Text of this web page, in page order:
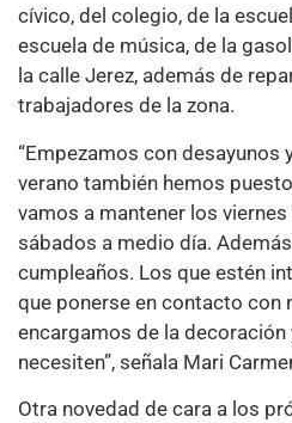
cívico, del colegio, de la
escuela de música, de la
la calle Jerez, además de
trabajadores de la zona.
“Empezamos con desayunos
verano también hemos
vamos a mantener los
sábados a medio día.
cumpleaños. Los que estén
que ponerse en contacto con
encargamos de la
necesiten”, señala Mari
Otra novedad de cara a los